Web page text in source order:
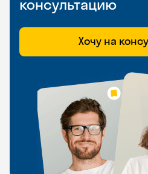
консультацию
Хочу на